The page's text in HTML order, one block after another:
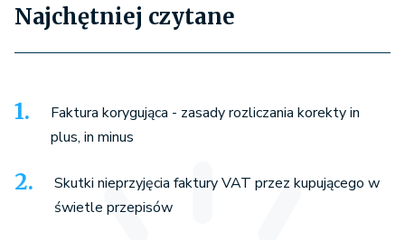
Najchętniej czytane
Faktura korygująca - zasady rozliczania korekty in
plus, in minus
Skutki nieprzyjęcia faktury VAT przez kupującego w
świetle przepisów